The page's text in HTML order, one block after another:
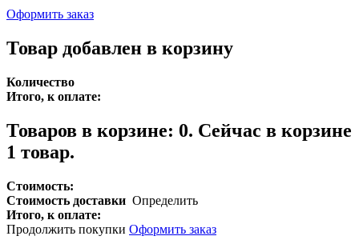
Оформить заказ
Товар добавлен в корзину
Количество
Итого, к оплате:
Товаров в корзине: 0. Сейчас в корзине
1 товар.
Стоимость:
Стоимость доставки Определить
Итого, к оплате:
Продолжить покупки Оформить заказ